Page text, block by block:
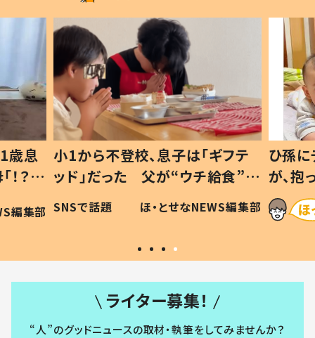
フテ
食”を
編集部
ひ孫にデレデレな80歳じいじ
が、抱っこすると…ひ孫の反応に
「涙が出ました」「可愛くて仕方な
い」
ほ・とせなNEWS編集部
ライター募集！
“人”のグッドニュースの取材・執筆をしてみませんか？